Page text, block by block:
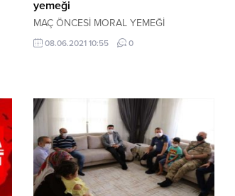
yemeği
MAÇ ÖNCESİ MORAL YEMEĞİ
08.06.2021 10:55 0